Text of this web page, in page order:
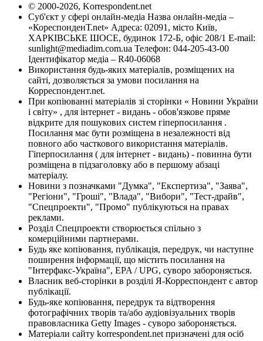
© 2000-2026, Korrespondent.net
Суб'єкт у сфері онлайн-медіа Назва онлайн-медіа –
«КореспонденТ.net» Адреса: 02091, місто Київ,
ХАРКІВСЬКЕ ШОСЕ, будинок 172-Б, офіс 208/1 E-mail:
sunlight@mediadim.com.ua Телефон: 044-205-43-00
Ідентифікатор медіа – R40-06068
Використання будь-яких матеріалів, розміщених на
сайті, дозволяється за умови посилання на
Корреспондент.net.
При копіюванні матеріалів зі сторінки « Новини України
і світу» , для інтернет - видань - обов'язкове пряме
відкрите для пошукових систем гіперпосилання .
Посилання має бути розміщена в незалежності від
повного або часткового використання матеріалів.
Гіперпосилання ( для інтернет - видань) - повинна бути
розміщена в підзаголовку або в першому абзаці
матеріалу.
Новини з позначками "Думка", "Експертиза", "Заява",
"Регіони", "Гроші", "Влада", "Вибори", "Тест-драйв",
"Спецпроекти", "Промо" публікуються на правах
реклами.
Розділ Спецпроекти створюється спільно з
комерційними партнерами.
Будь яке копіювання, публікація, передрук, чи наступне
поширення інформації, що містить посилання на
"Інтерфакс-Україна", EPA / UPG, суворо забороняється.
Власник веб-сторінки в розділі Я-Корреспондент є автор
публікації.
Будь-яке копіювання, передрук та відтворення
фотографічних творів та/або аудіовізуальних творів
правовласника Getty Images - суворо забороняється.
Матеріали сайту korrespondent.net призначені для осіб